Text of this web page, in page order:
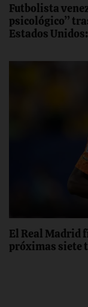
Futbolista
psicológico”
Estados
El Real Madrid
próximas siete